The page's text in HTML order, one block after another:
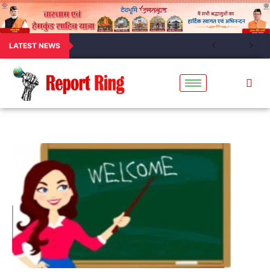
LATEST NEWS